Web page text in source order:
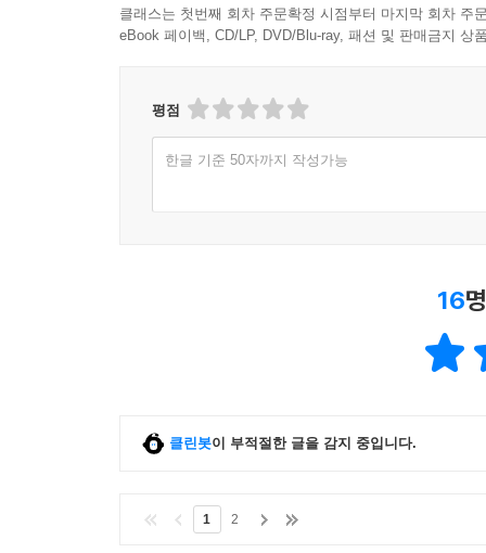
클래스는 첫번째 회차 주문확정 시점부터 마지막 회차 주
eBook 페이백, CD/LP, DVD/Blu-ray, 패션 및 판매금지 상
평점
한글 기준 50자까지 작성가능
16
클린봇이 부적절한 글을 감지 중입니다.
1 2